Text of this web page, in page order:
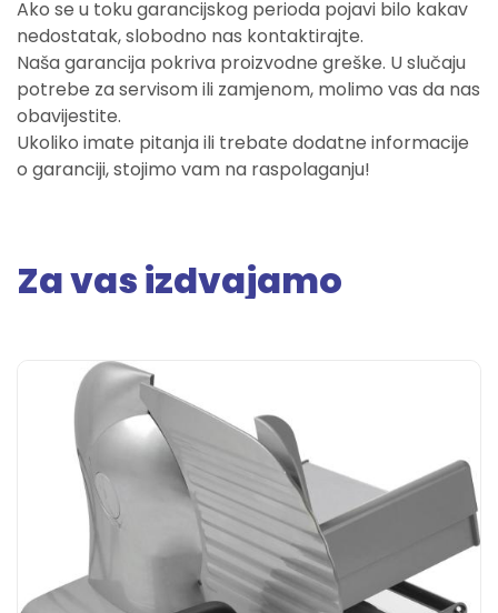
Ako se u toku garancijskog perioda pojavi bilo kakav
nedostatak, slobodno nas kontaktirajte.
Naša garancija pokriva proizvodne greške. U slučaju
potrebe za servisom ili zamjenom, molimo vas da nas
obavijestite.
Ukoliko imate pitanja ili trebate dodatne informacije
o garanciji, stojimo vam na raspolaganju!
Za vas izdvajamo